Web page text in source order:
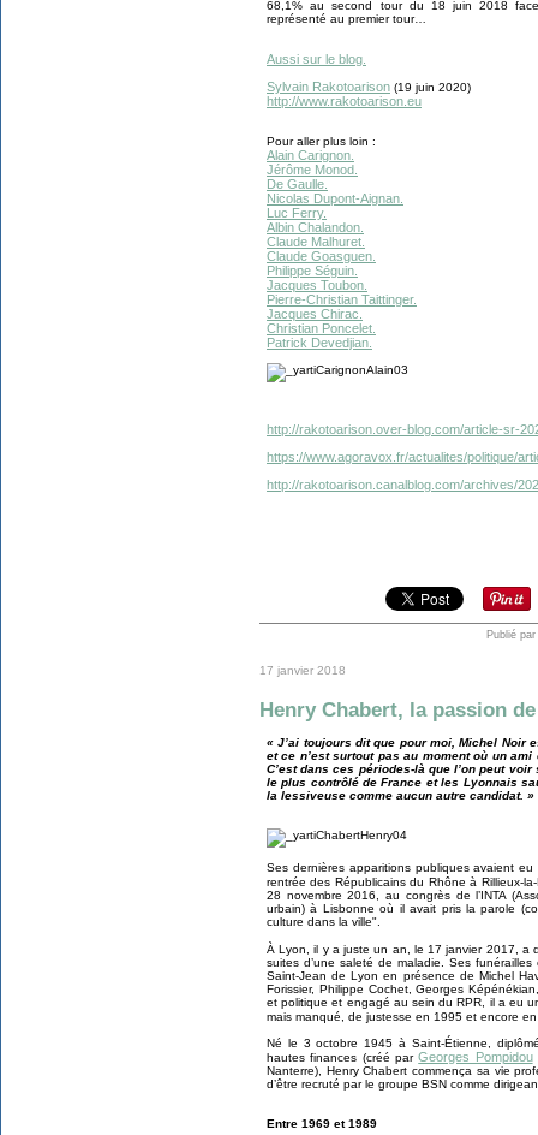
68,1% au second tour du 18 juin 2018
représenté au premier tour…
Aussi sur le blog.
Sylvain Rakotoarison (19 juin 2020)
http://www.rakotoarison.eu
Pour aller plus loin :
Alain Carignon.
Jérôme Monod.
De Gaulle.
Nicolas Dupont-Aignan.
Luc Ferry.
Albin Chalandon.
Claude Malhuret.
Claude Goasguen.
Philippe Séguin.
Jacques Toubon.
Pierre-Christian Taittinger.
Jacques Chirac.
Christian Poncelet.
Patrick Devedjian.
http://rakotoarison.over-blog.com/article-sr-
https://www.agoravox.fr/actualites/politique/
http://rakotoarison.canalblog.com/archives/
Publié
17 janvier 2018
Henry Chabert, la passion
« J’ai toujours dit que pour moi, Michel Noir
et ce n’est surtout pas au moment où un
C’est dans ces périodes-là que l’on peut
le plus contrôlé de France et les Lyonnais
la lessiveuse comme aucun autre candidat.
Ses dernières apparitions publiques avaient
rentrée des Républicains du Rhône à Rillieux-
28 novembre 2016, au congrès de l’INTA
urbain) à Lisbonne où il avait pris la parole
culture dans la ville".
À Lyon, il y a juste un an, le 17 janvier 2017, a
suites d’une saleté de maladie. Ses
Saint-Jean de Lyon en présence de Michel
Forissier, Philippe Cochet, Georges
et politique et engagé au sein du RPR, il a eu
mais manqué, de justesse en 1995 et encore
Né le 3 octobre 1945 à Saint-Étienne,
hautes finances (créé parGeorges Pompidou
Nanterre), Henry Chabert commença sa vie
d’être recruté par le groupe BSN comme
Entre 1969 et 1989